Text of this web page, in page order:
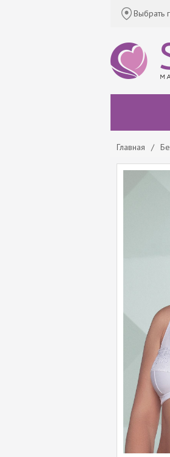
Выбрать
Главная /